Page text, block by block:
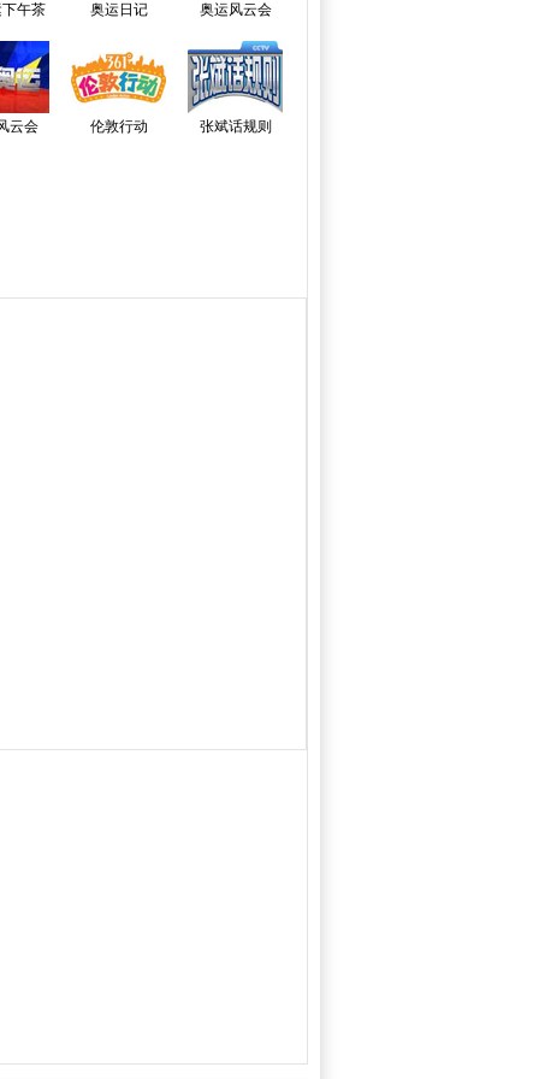
午茶 奥运日记 奥运风云会
云会 伦敦行动 张斌话规则